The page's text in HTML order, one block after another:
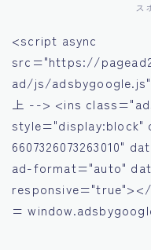
ス
<script async
src="https://
ad/js/
上 --> <ins
6607326073263010"
ad-format="auto"
=